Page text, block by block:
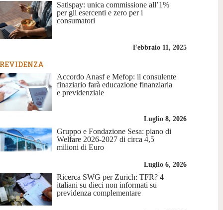
Satispay: unica commissione all’1%
per gli esercenti e zero per i
consumatori
Febbraio 11, 2025
Accordo Anasf e Mefop: il consulente
finaziario farà educazione finanziaria
e previdenziale
Luglio 8, 2026
Gruppo e Fondazione Sesa: piano di
Welfare 2026-2027 di circa 4,5
milioni di Euro
Luglio 6, 2026
Ricerca SWG per Zurich: TFR? 4
italiani su dieci non informati su
previdenza complementare